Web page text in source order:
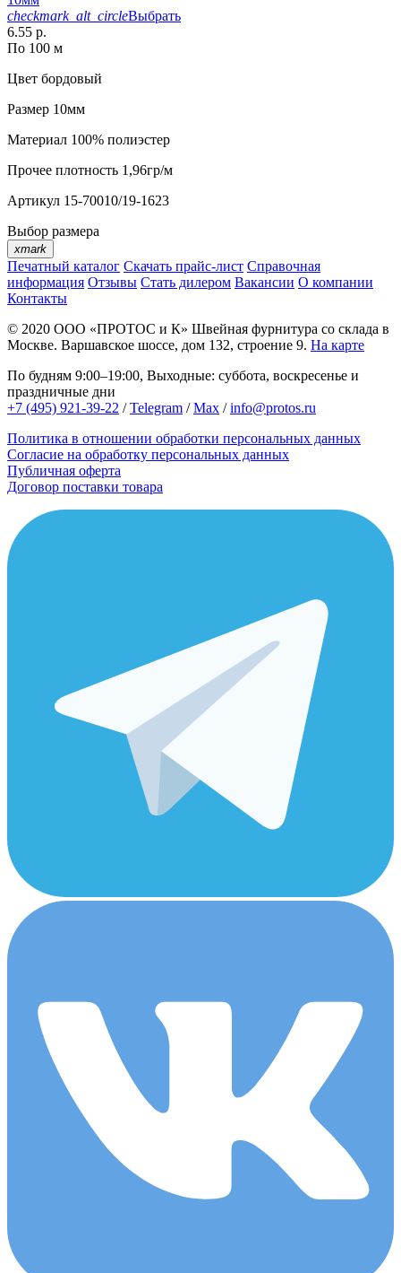
checkmark_alt_circleВыбрать
6.55 р.
По 100 м
Цвет бордовый
Размер 10мм
Материал 100% полиэстер
Прочее плотность 1,96гр/м
Артикул 15-70010/19-1623
Выбор размера
xmark
Печатный каталог Скачать прайс-лист Справочная
информация Отзывы Стать дилером Вакансии О компании
Контакты
© 2020 ООО «ПРОТОС и К» Швейная фурнитура со склада в
Москве. Варшавское шоссе, дом 132, строение 9. На карте
По будням 9:00–19:00, Выходные: суббота, воскресенье и
праздничные дни
+7 (495) 921-39-22 /Telegram /Max /info@protos.ru
Политика в отношении обработки персональных данных
Согласие на обработку персональных данных
Публичная оферта
Договор поставки товара